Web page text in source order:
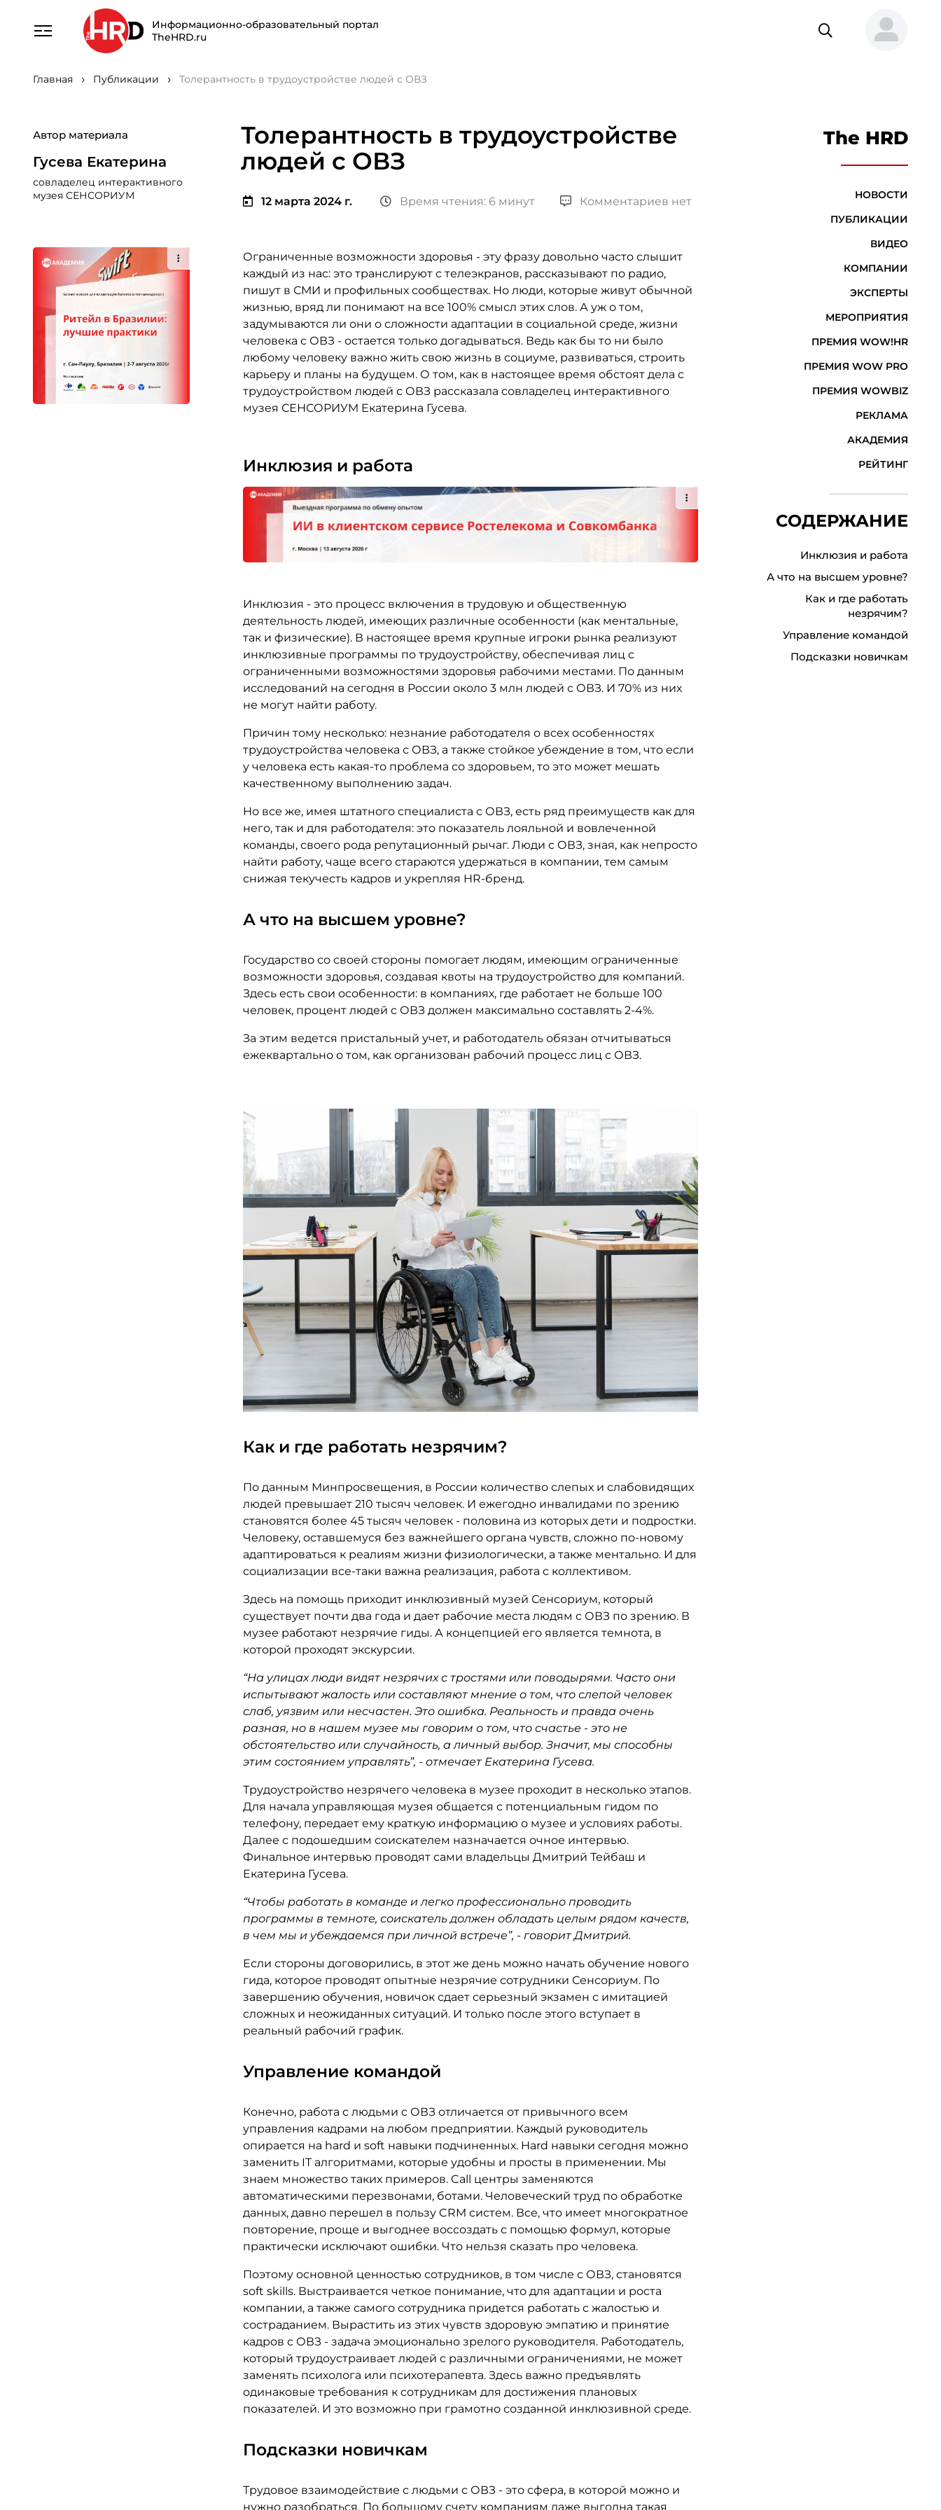
Информационно-образовательный портал
TheHRD.ru
Главная Публикации Толерантность в трудоустройстве людей с ОВЗ
Автор материала
Гусева Екатерина
совладелец интерактивного
музея СЕНСОРИУМ
Толерантность в трудоустройстве
людей с ОВЗ
12 марта 2024 г. Время чтения: 6 минут Комментариев нет
Ограниченные возможности здоровья - эту фразу довольно часто слышит
каждый из нас: это транслируют с телеэкранов, рассказывают по радио,
пишут в СМИ и профильных сообществах. Но люди, которые живут обычной
жизнью, вряд ли понимают на все 100% смысл этих слов. А уж о том,
задумываются ли они о сложности адаптации в социальной среде, жизни
человека с ОВЗ - остается только догадываться. Ведь как бы то ни было
любому человеку важно жить свою жизнь в социуме, развиваться, строить
карьеру и планы на будущем. О том, как в настоящее время обстоят дела с
трудоустройством людей с ОВЗ рассказала совладелец интерактивного
музея СЕНСОРИУМ Екатерина Гусева.
Инклюзия и работа
Инклюзия - это процесс включения в трудовую и общественную
деятельность людей, имеющих различные особенности (как ментальные,
так и физические). В настоящее время крупные игроки рынка реализуют
инклюзивные программы по трудоустройству, обеспечивая лиц с
ограниченными возможностями здоровья рабочими местами. По данным
исследований на сегодня в России около 3 млн людей с ОВЗ. И 70% из них
не могут найти работу.
Причин тому несколько: незнание работодателя о всех особенностях
трудоустройства человека с ОВЗ, а также стойкое убеждение в том, что если
у человека есть какая-то проблема со здоровьем, то это может мешать
качественному выполнению задач.
Но все же, имея штатного специалиста с ОВЗ, есть ряд преимуществ как для
него, так и для работодателя: это показатель лояльной и вовлеченной
команды, своего рода репутационный рычаг. Люди с ОВЗ, зная, как непросто
найти работу, чаще всего стараются удержаться в компании, тем самым
снижая текучесть кадров и укрепляя HR-бренд.
А что на высшем уровне?
Государство со своей стороны помогает людям, имеющим ограниченные
возможности здоровья, создавая квоты на трудоустройство для компаний.
Здесь есть свои особенности: в компаниях, где работает не больше 100
человек, процент людей с ОВЗ должен максимально составлять 2-4%.
За этим ведется пристальный учет, и работодатель обязан отчитываться
ежеквартально о том, как организован рабочий процесс лиц с ОВЗ.
Как и где работать незрячим?
По данным Минпросвещения, в России количество слепых и слабовидящих
людей превышает 210 тысяч человек. И ежегодно инвалидами по зрению
становятся более 45 тысяч человек - половина из которых дети и подростки.
Человеку, оставшемуся без важнейшего органа чувств, сложно по-новому
адаптироваться к реалиям жизни физиологически, а также ментально. И для
социализации все-таки важна реализация, работа с коллективом.
Здесь на помощь приходит инклюзивный музей Сенсориум, который
существует почти два года и дает рабочие места людям с ОВЗ по зрению. В
музее работают незрячие гиды. А концепцией его является темнота, в
которой проходят экскурсии.
“На улицах люди видят незрячих с тростями или поводырями. Часто они
испытывают жалость или составляют мнение о том, что слепой человек
слаб, уязвим или несчастен. Это ошибка. Реальность и правда очень
разная, но в нашем музее мы говорим о том, что счастье - это не
обстоятельство или случайность, а личный выбор. Значит, мы способны
этим состоянием управлять”, - отмечает Екатерина Гусева.
Трудоустройство незрячего человека в музее проходит в несколько этапов.
Для начала управляющая музея общается с потенциальным гидом по
телефону, передает ему краткую информацию о музее и условиях работы.
Далее с подошедшим соискателем назначается очное интервью.
Финальное интервью проводят сами владельцы Дмитрий Тейбаш и
Екатерина Гусева.
“Чтобы работать в команде и легко профессионально проводить
программы в темноте, соискатель должен обладать целым рядом качеств,
в чем мы и убеждаемся при личной встрече”, - говорит Дмитрий.
Если стороны договорились, в этот же день можно начать обучение нового
гида, которое проводят опытные незрячие сотрудники Сенсориум. По
завершению обучения, новичок сдает серьезный экзамен с имитацией
сложных и неожиданных ситуаций. И только после этого вступает в
реальный рабочий график.
Управление командой
Конечно, работа с людьми с ОВЗ отличается от привычного всем
управления кадрами на любом предприятии. Каждый руководитель
опирается на hard и soft навыки подчиненных. Hard навыки сегодня можно
заменить IT алгоритмами, которые удобны и просты в применении. Мы
знаем множество таких примеров. Call центры заменяются
автоматическими перезвонами, ботами. Человеческий труд по обработке
данных, давно перешел в пользу CRM систем. Все, что имеет многократное
повторение, проще и выгоднее воссоздать с помощью формул, которые
практически исключают ошибки. Что нельзя сказать про человека.
Поэтому основной ценностью сотрудников, в том числе с ОВЗ, становятся
soft skills. Выстраивается четкое понимание, что для адаптации и роста
компании, а также самого сотрудника придется работать с жалостью и
состраданием. Вырастить из этих чувств здоровую эмпатию и принятие
кадров с ОВЗ - задача эмоционально зрелого руководителя. Работодатель,
который трудоустраивает людей с различными ограничениями, не может
заменять психолога или психотерапевта. Здесь важно предъявлять
одинаковые требования к сотрудникам для достижения плановых
показателей. И это возможно при грамотно созданной инклюзивной среде.
Подсказки новичкам
Трудовое взаимодействие с людьми с ОВЗ - это сфера, в которой можно и
нужно разобраться. По большому счету компаниям даже выгодна такая
The HRD
НОВОСТИ
ПУБЛИКАЦИИ
ВИДЕО
КОМПАНИИ
ЭКСПЕРТЫ
МЕРОПРИЯТИЯ
ПРЕМИЯ WOW!HR
ПРЕМИЯ WOW PRO
ПРЕМИЯ WOWBIZ
РЕКЛАМА
АКАДЕМИЯ
РЕЙТИНГ
СОДЕРЖАНИЕ
Инклюзия и работа
А что на высшем уровне?
Как и где работать
незрячим?
Управление командой
Подсказки новичкам